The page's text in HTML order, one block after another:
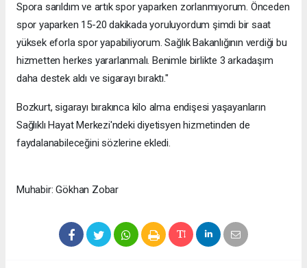
Spora sarıldım ve artık spor yaparken zorlanmıyorum. Önceden
spor yaparken 15-20 dakikada yoruluyordum şimdi bir saat
yüksek eforla spor yapabiliyorum. Sağlık Bakanlığının verdiği bu
hizmetten herkes yararlanmalı. Benimle birlikte 3 arkadaşım
daha destek aldı ve sigarayı bıraktı."
Bozkurt, sigarayı bırakınca kilo alma endişesi yaşayanların
Sağlıklı Hayat Merkezi'ndeki diyetisyen hizmetinden de
faydalanabileceğini sözlerine ekledi.
Muhabir: Gökhan Zobar